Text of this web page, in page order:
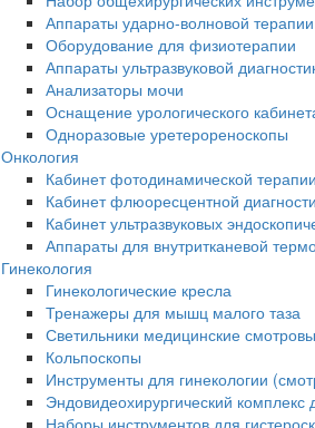
Аппараты ударно-волновой терапии
Оборудование для физиотерапии
Аппараты ультразвуковой
Анализаторы мочи
Оснащение урологического
Одноразовые уретерореноскопы
Онкология
Кабинет фотодинамической терапии
Кабинет флюоресцентной
Кабинет ультразвуковых
Аппараты для внутритканевой
Гинекология
Гинекологические кресла
Тренажеры для мышц малого таза
Светильники медицинские
Кольпоскопы
Инструменты для гинекологии
Эндовидеохирургический комплекс